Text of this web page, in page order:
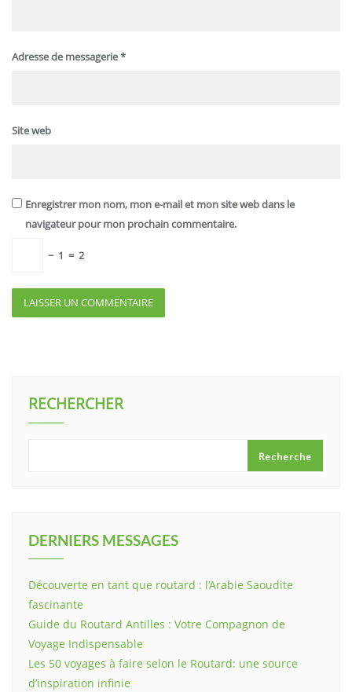
Adresse de messagerie*
Site web
Enregistrer mon nom, mon e-mail et mon site web dans le
navigateur pour mon prochain commentaire.
− 1 = 2
RECHERCHER
Recherche
DERNIERS MESSAGES
Découverte en tant que routard : l’Arabie Saoudite
fascinante
Guide du Routard Antilles : Votre Compagnon de
Voyage Indispensable
Les 50 voyages à faire selon le Routard: une source
d’inspiration infinie